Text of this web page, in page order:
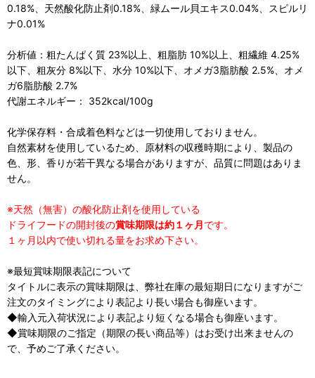
0.18%、天然酸化防止剤0.18%、緑ムール貝エキス0.04%、スピルリ
ナ0.01%
分析値：粗たんぱく質 23%以上、粗脂肪 10%以上、粗繊維 4.25%
以下、粗灰分 8%以下、水分 10%以下、オメガ3脂肪酸 2.5%、オメ
ガ6脂肪酸 2.7%
代謝エネルギー： 352kcal/100g
化学保存料・合成着色料などは一切使用しておりません。
自然素材を使用しているため、原材料の収穫時期により、製品の
色、形、香りが若干異なる場合がありますが、品質に問題はありま
せん。
※天然（無害）の酸化防止剤を使用している
ドライフードの開封後の賞味期限は約１ヶ月です。
１ヶ月以内で使い切れる量をお求め下さい。
※最短賞味期限表記について
タイトルに表示の賞味期限は、弊社在庫の最短期日になりますがご
注文のタイミングにより表記より長い場合も御座います。
◆輸入元入荷状況により表記より短くなる場合も御座います。
◆賞味期限のご指定（期限の長い商品等）はお受け出来ませんの
で、予めご了承ください。